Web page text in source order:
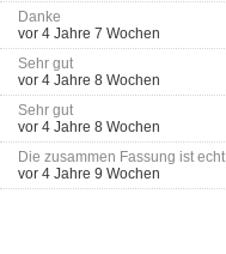
Danke
vor 4 Jahre 7 Wochen
Sehr gut
vor 4 Jahre 8 Wochen
Sehr gut
vor 4 Jahre 8 Wochen
Die zusammen Fassung ist echt
vor 4 Jahre 9 Wochen